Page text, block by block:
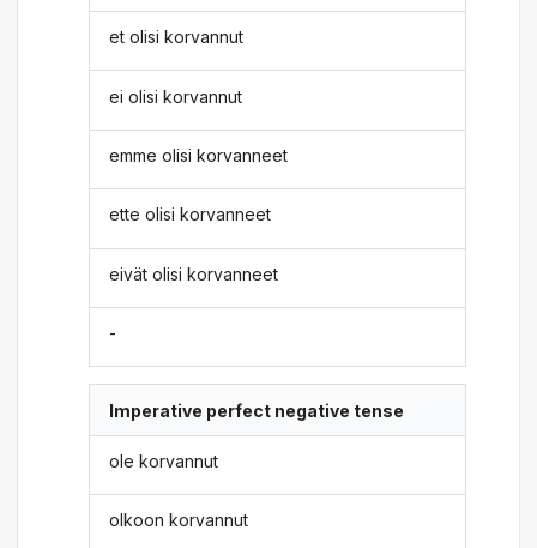
et olisi korvannut
ei olisi korvannut
emme olisi korvanneet
ette olisi korvanneet
eivät olisi korvanneet
-
Imperative perfect negative tense
ole korvannut
olkoon korvannut